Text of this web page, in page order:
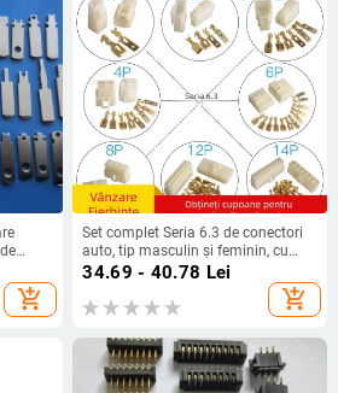
Model:
add_shopping_cart
Set complet Seria 6.3 de conectori
auto, tip masculin și feminin, cu
înveliș pentru cabluri
34.69 - 40.78 Lei
add_shopping_cart